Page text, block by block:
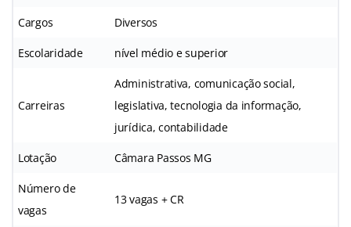
Cargos Diversos
Escolaridade nível médio e superior
Carreiras
Administrativa, comunicação social,
legislativa, tecnologia da informação,
jurídica, contabilidade
Lotação Câmara Passos MG
Número de
vagas
13 vagas + CR